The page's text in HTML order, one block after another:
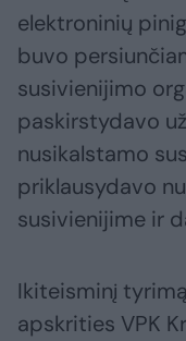
elektroninių
buvo
susivienijimo
paskirstydavo
nusikalstamo
priklausydavo
susivienijime ir
Ikiteisminį
apskrities VPK